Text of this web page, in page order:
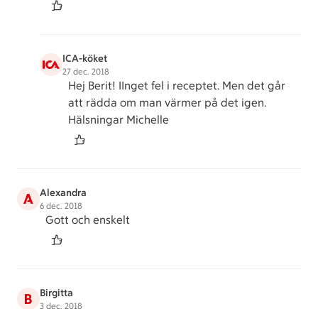
ICA-köket
27 dec. 2018
Hej Berit! IInget fel i receptet. Men det går
att rädda om man värmer på det igen.
Hälsningar Michelle
A Alexandra
6 dec. 2018
Gott och enskelt
B Birgitta
3 dec. 2018